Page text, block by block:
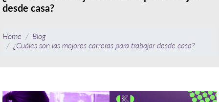
desde casa?
Home
Blog
¿Cuáles son las mejores carreras para trabajar desde casa?